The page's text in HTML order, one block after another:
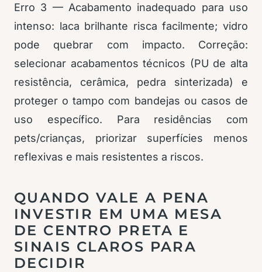
Erro 3 — Acabamento inadequado para uso
intenso: laca brilhante risca facilmente; vidro
pode quebrar com impacto. Correção:
selecionar acabamentos técnicos (PU de alta
resistência, cerâmica, pedra sinterizada) e
proteger o tampo com bandejas ou casos de
uso específico. Para residências com
pets/crianças, priorizar superfícies menos
reflexivas e mais resistentes a riscos.
QUANDO VALE A PENA
INVESTIR EM UMA MESA
DE CENTRO PRETA E
SINAIS CLAROS PARA
DECIDIR